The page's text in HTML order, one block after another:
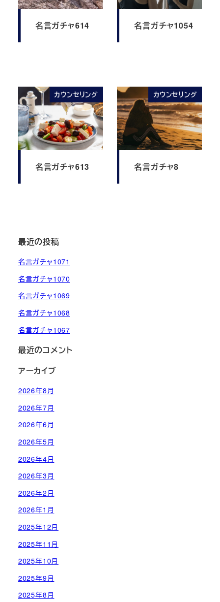
名言ガチャ614 名言ガチャ1054
カウンセリング
名言ガチャ613
カウンセリング
名言ガチャ8
最近の投稿
名言ガチャ1071
名言ガチャ1070
名言ガチャ1069
名言ガチャ1068
名言ガチャ1067
最近のコメント
アーカイブ
2026年8月
2026年7月
2026年6月
2026年5月
2026年4月
2026年3月
2026年2月
2026年1月
2025年12月
2025年11月
2025年10月
2025年9月
2025年8月